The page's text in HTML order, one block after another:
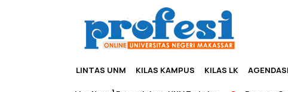
LINTAS UNM KILAS KAMPUS KILAS LK